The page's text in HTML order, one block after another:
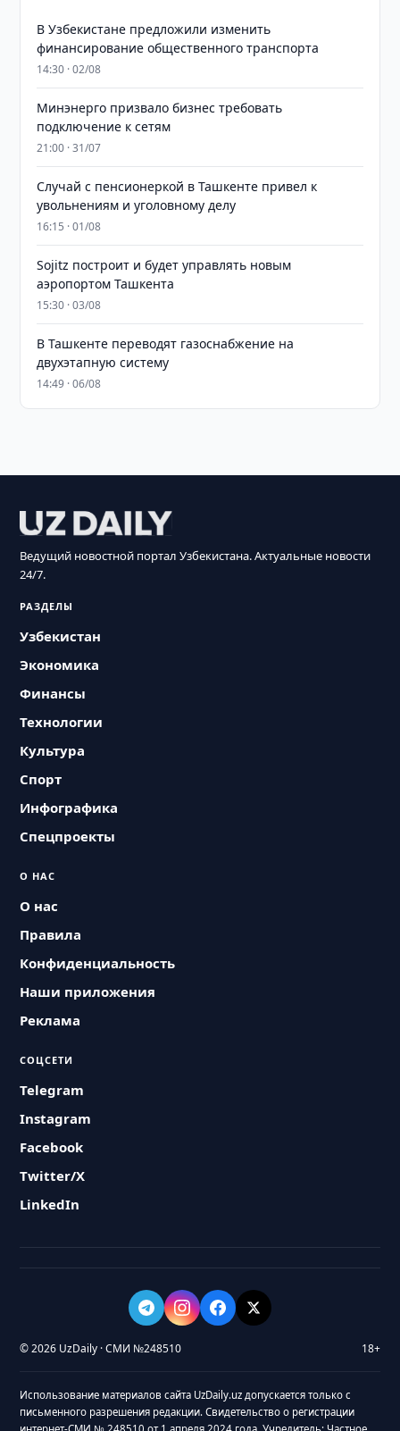
В Узбекистане предложили изменить
финансирование общественного транспорта
14:30 · 02/08
Минэнерго призвало бизнес требовать
подключение к сетям
21:00 · 31/07
Случай с пенсионеркой в Ташкенте привел к
увольнениям и уголовному делу
16:15 · 01/08
Sojitz построит и будет управлять новым
аэропортом Ташкента
15:30 · 03/08
В Ташкенте переводят газоснабжение на
двухэтапную систему
14:49 · 06/08
Ведущий новостной портал Узбекистана. Актуальные новости
24/7.
РАЗДЕЛЫ
Узбекистан
Экономика
Финансы
Технологии
Культура
Спорт
Инфографика
Спецпроекты
О НАС
О нас
Правила
Конфиденциальность
Наши приложения
Реклама
СОЦСЕТИ
Telegram
Instagram
Facebook
Twitter/X
LinkedIn
© 2026 UzDaily · СМИ №248510 18+
Использование материалов сайта UzDaily.uz допускается только с
письменного разрешения редакции. Свидетельство о регистрации